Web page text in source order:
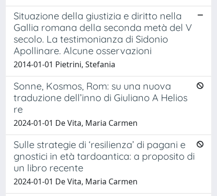
Situazione della giustizia e diritto nella
Gallia romana della seconda metà del V
secolo. La testimonianza di Sidonio
Apollinare. Alcune osservazioni
2014-01-01 Pietrini, Stefania
Sonne, Kosmos, Rom: su una nuova
traduzione dell’inno di Giuliano A Helios
re
2024-01-01 De Vita, Maria Carmen
Sulle strategie di ‘resilienza’ di pagani e
gnostici in età tardoantica: a proposito di
un libro recente
2024-01-01 De Vita, Maria Carmen